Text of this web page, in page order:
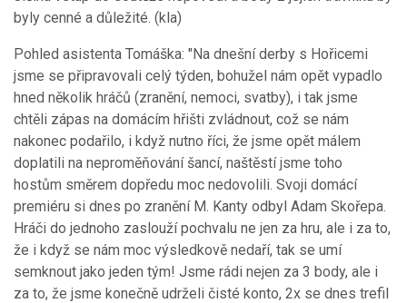
byly cenné a důležité. (kla)
Pohled asistenta Tomáška: "Na dnešní derby s Hořicemi
jsme se připravovali celý týden, bohužel nám opět vypadlo
hned několik hráčů (zranění, nemoci, svatby), i tak jsme
chtěli zápas na domácím hřišti zvládnout, což se nám
nakonec podařilo, i když nutno říci, že jsme opět málem
doplatili na neproměňování šancí, naštěstí jsme toho
hostům směrem dopředu moc nedovolili. Svoji domácí
premiéru si dnes po zranění M. Kanty odbyl Adam Skořepa.
Hráči do jednoho zaslouží pochvalu ne jen za hru, ale i za to,
že i když se nám moc výsledkově nedaří, tak se umí
semknout jako jeden tým! Jsme rádi nejen za 3 body, ale i
za to, že jsme konečně udrželi čisté konto, 2x se dnes trefil